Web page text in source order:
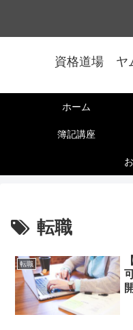
資格道場 ヤ
ホーム
簿記講座
転職
転職